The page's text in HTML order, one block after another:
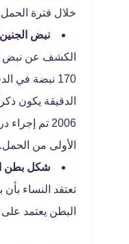
خلال فترة
نبض
الدقيقة يكون
2006 تم
الأولى من الحمل.
شكل بطن
تعتقد النساء
البطن يعتمد